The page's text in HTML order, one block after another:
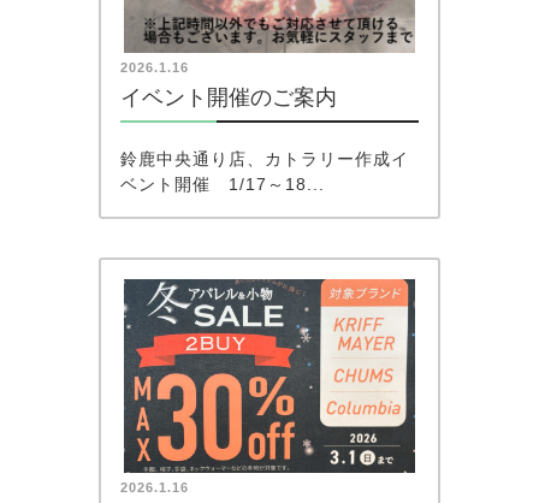
2026.1.16
イベント開催のご案内
鈴鹿中央通り店、カトラリー作成イ
ベント開催 1/17～18...
2026.1.16